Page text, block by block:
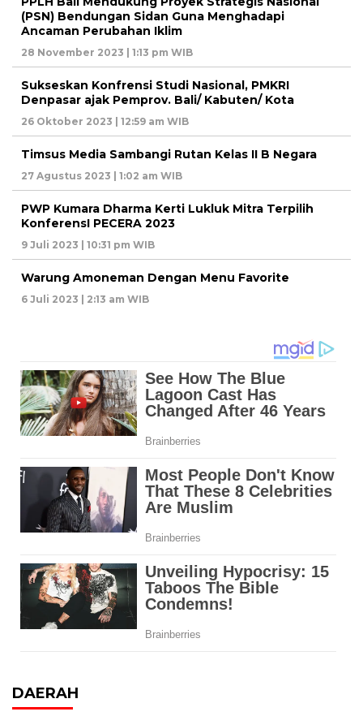
(PSN) Bendungan Sidan Guna Menghadapi
Ancaman Perubahan Iklim
28 November 2023 | 1:13 pm WIB
Sukseskan Konfrensi Studi Nasional, PMKRI
Denpasar ajak Pemprov. Bali/ Kabuten/ Kota
26 Oktober 2023 | 12:59 am WIB
Timsus Media Sambangi Rutan Kelas II B Negara
27 Agustus 2023 | 1:02 am WIB
PWP Kumara Dharma Kerti Lukluk Mitra Terpilih
KonferensI PECERA 2023
9 Juli 2023 | 10:31 pm WIB
Warung Amoneman Dengan Menu Favorite
6 Juli 2023 | 2:13 am WIB
DAERAH